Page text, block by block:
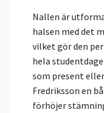
Nallen är
halsen med det
vilket gör den
hela
som present
Fredriksson en
förhöjer